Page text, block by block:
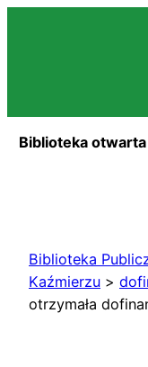
Biblioteka
Biblioteka
Kaźmierzu >
otrzymała